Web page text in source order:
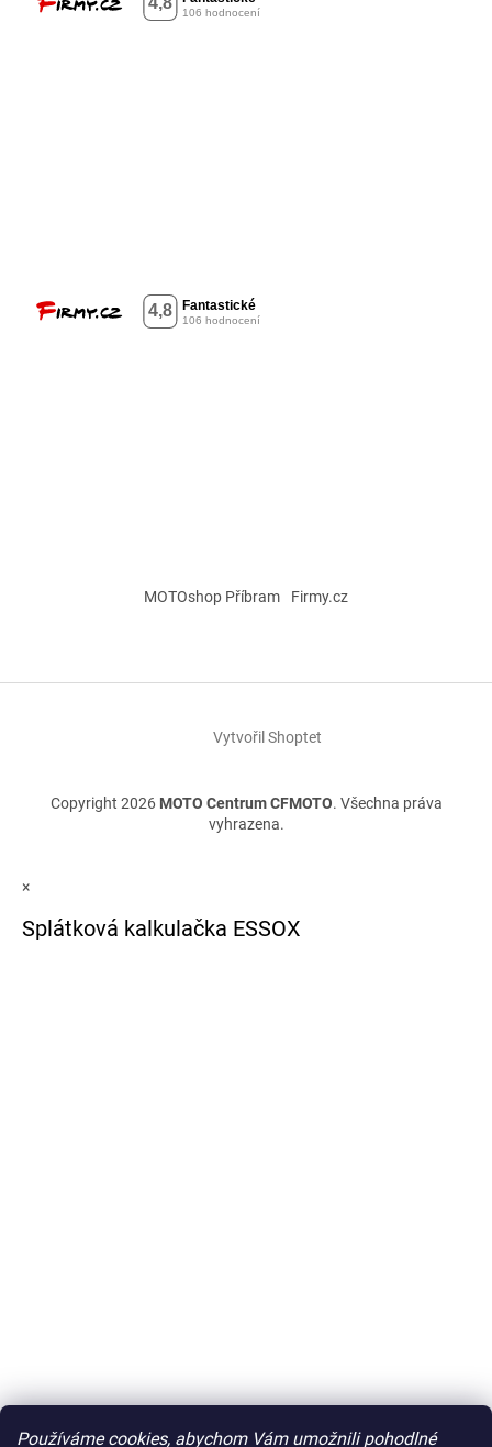
Používáme cookies, abychom Vám umožnili pohodlné
MOTOshop Příbram Firmy.cz
Vytvořil Shoptet
Copyright 2026 MOTO Centrum CFMOTO. Všechna práva
vyhrazena.
×
Splátková kalkulačka ESSOX